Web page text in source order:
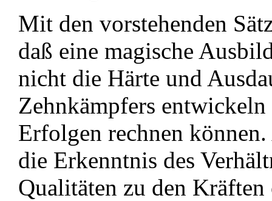
Mit den vorstehenden
daß eine magische
nicht die Härte und
Zehnkämpfers
Erfolgen rechnen
die Erkenntnis des
Qualitäten zu den